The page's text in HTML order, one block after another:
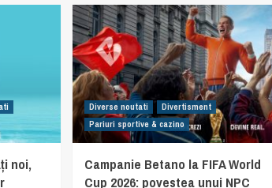
noi,
Diverse noutati
Divertisment
Pariuri sportive & cazino
Campanie Betano la FIFA World
Cup 2026: povestea unui NPC